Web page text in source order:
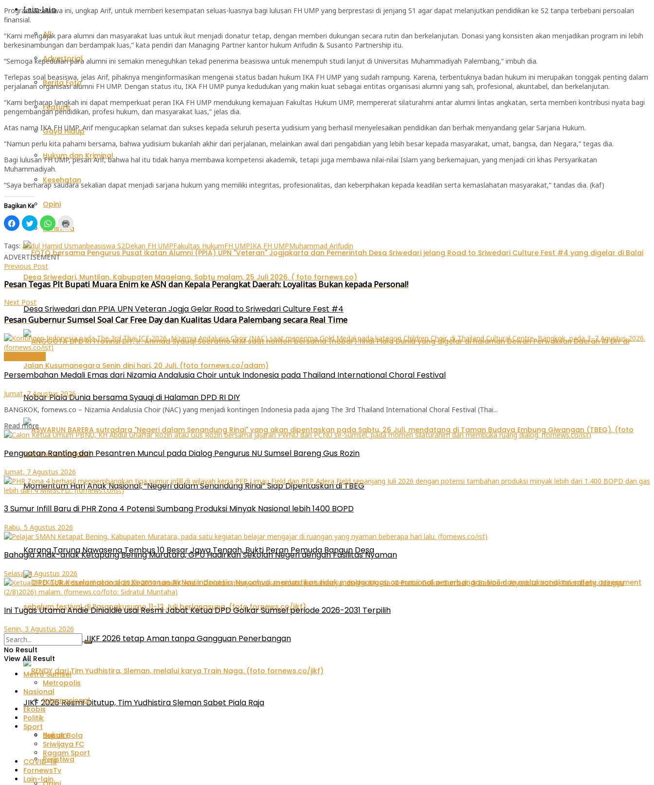
Lain-lain
All
Advertorial
Berita Foto
Feature
Gaya Hidup
Hukum dan Kriminal
Kesehatan
Opini
Peristiwa
Desa Sriwedari dan PPIA UPN Veteran Jogja Gelar Road to Sriwedari Culture Fest #4
Nobar Piala Dunia bersama Syauqi di Halaman DPD RI DIY
Momentum Hari Anak Nasional, “Negeri dalam Senandung Rinai” Siap Dipentaskan di TBEG
Karang Taruna Nawasena Tembus 10 Besar Jawa Tengah, Bukti Peran Pemuda Bangun Desa
AirNav Menjaga JIKF 2026 tetap Aman tanpa Gangguan Penerbangan
JIKF 2026 Resmi Ditutup, Tim Yudhistira Sleman Sabet Piala Raja
Hukum
Peristiwa
Program beasiswa ini, ungkap Arif, untuk memberi kesempatan seluas-luasnya bagi lulusan FH UMP yang berprestasi di jenjang S1 agar dapat melanjutkan pendidikan ke S2 tanpa terbebani persoalan
finansial.
“Kami mengajak para alumni dan masyarakat luas untuk ikut menjadi donatur tetap, dengan memberi dukungan secara rutin dan berkelanjutan. Donasi yang konsisten akan menjadikan program ini lebih
berkesinambungan dan berdampak luas,” kata pendiri dan Managing Partner kantor hukum Arifudin & Susanto Partnership itu.
“Semoga kepedulian para alumni ini semakin meneguhkan tekad penerima beasiswa untuk menempuh studi lanjut di Universitas Muhammadiyah Palembang,” imbuh dia.
Terlepas soal beasiswa, jelas Arif, pihaknya menginformasikan mengenai status badan hukum IKA FH UMP yang sudah rampung. Karena, terbentuknya badan hukum ini merupakan tonggak penting dalam
perjalanan organisasi alumni FH UMP. Dengan status itu, IKA FH UMP punya kedudukan yang makin kuat sebagai entitas organisasi alumni yang sah, profesional, akuntabel, dan berkelanjutan.
“Kami berharap langkah ini dapat memperkuat peran IKA FH UMP mendukung kemajuan Fakultas Hukum UMP, mempererat silaturahmi antar alumni lintas angkatan, serta memberi kontribusi nyata bagi
pengembangan pendidikan, profesi hukum, dan masyarakat luas,” jelas dia.
Atas nama IKA FH UMP, Arif mengucapkan selamat dan sukses kepada seluruh peserta yudisium yang berhasil menyelesaikan pendidikan dan berhak menyandang gelar Sarjana Hukum.
“Namun perlu kita pahami bersama, bahwa yudisium bukanlah akhir dari perjalanan, melainkan awal dari pengabdian yang lebih besar kepada masyarakat, umat, bangsa, dan Negara,” tegas dia.
Bagi lulusan FH UMP, pesan Arif, bahwa hal itu tidak hanya membawa kompetensi akademik, tetapi juga membawa nilai-nilai Islam yang berkemajuan, yang menjadi ciri khas Persyarikatan
Muhammadiyah.
“Saya berharap saudara sekalian dapat menjadi sarjana hukum yang memiliki integritas, profesionalitas, dan keberpihakan kepada keadilan serta kemaslahatan masyarakat,” tandas dia. (kaf)
Bagikan Ke
Klik
untuk
membagikan
Facebook(Membuka
di
jendela
yang
baru)
Klik
untuk
berbagi
Twitter(Membuka
di
jendela
yang
baru)
Klik
untuk
berbagi
WhatsApp(Membuka
di
jendela
yang
untuk
mencetak(Membuka
jendela
yang
baru)
Tags: Abdul Hamid Usmanbeasiswa S2Dekan FH UMPFakultas HukumFH UMPIKA FH UMPMuhammad Arifudin
ADVERTISEMENT
Previous Post
Pesan Tegas Plt Bupati Muara Enim ke ASN dan Kepala Perangkat Daerah: Loyalitas Bukan kepada Personal!
Next Post
Pesan Gubernur Sumsel Soal Car Free Day dan Kualitas Udara Palembang secara Real Time
Persembahan Medali Emas dari Nizamia Andalusia Choir untuk Indonesia pada Thailand International Choral Festival
Jumat, 7 Agustus 2026
BANGKOK, fornews.co – Nizamia Andalusia Choir (NAC) yang menjadi kontingen Indonesia pada ajang The 3rd Thailand International Choral Festival (Thai...
Read more
Penguatan Ranting dan Pesantren Muncul pada Dialog Pengurus NU Sumsel Bareng Gus Rozin
Jumat, 7 Agustus 2026
3 Sumur Infill Baru di PHR Zona 4 Potensi Sumbang Produksi Minyak Nasional lebih 1400 BOPD
Rabu, 5 Agustus 2026
Bahagia Anak-anak Ketapang Bening Muratara, GPU Hadirkan Sekolah Negeri dengan Fasilitas Nyaman
Selasa, 4 Agustus 2026
Ini Tugas Utama Andie Dinialdie usai Resmi Jabat Ketua DPD Golkar Sumsel periode 2026-2031 Terpilih
Senin, 3 Agustus 2026
No Result
View All Result
Metro Sumsel
Metropolis
Nasional
Internasional
Ekobis
Politik
Sport
Sepak Bola
Sriwijaya FC
Ragam Sport
COVID-19
FornewsTv
Lain-lain